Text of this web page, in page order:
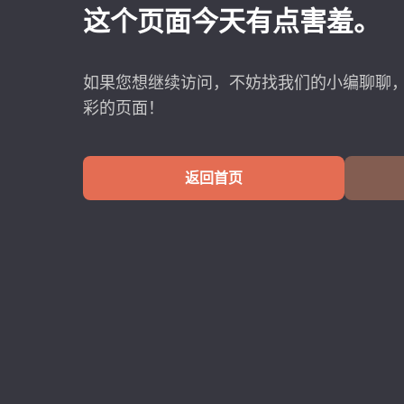
这个页面今天有点害羞。
如果您想继续访问，不妨找我们的小编聊聊
彩的页面！
返回首页